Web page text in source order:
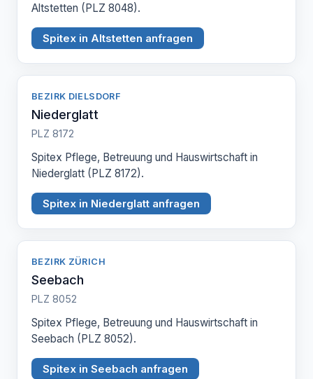
Altstetten (PLZ 8048).
Spitex in Altstetten anfragen
BEZIRK DIELSDORF
Niederglatt
PLZ 8172
Spitex Pflege, Betreuung und Hauswirtschaft in
Niederglatt (PLZ 8172).
Spitex in Niederglatt anfragen
BEZIRK ZÜRICH
Seebach
PLZ 8052
Spitex Pflege, Betreuung und Hauswirtschaft in
Seebach (PLZ 8052).
Spitex in Seebach anfragen